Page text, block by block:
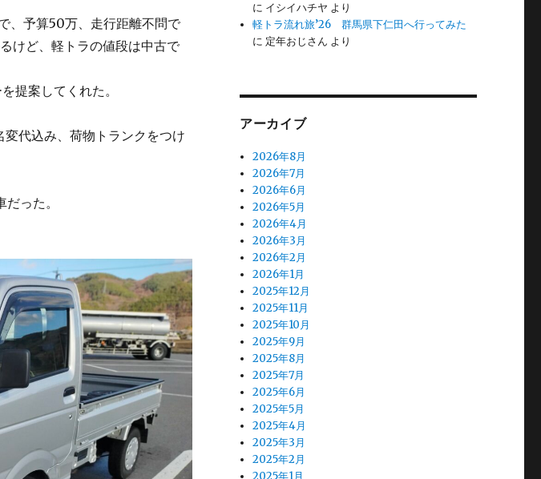
、予算50万、走行距離不問で
けど、軽トラの値段は中古で
提案してくれた。
代込み、荷物トランクをつけ
った。
に イシイハチヤ より
軽トラ流れ旅’26 群馬県下仁田へ行ってみた
に 定年おじさん より
アーカイブ
2026年8月
2026年7月
2026年6月
2026年5月
2026年4月
2026年3月
2026年2月
2026年1月
2025年12月
2025年11月
2025年10月
2025年9月
2025年8月
2025年7月
2025年6月
2025年5月
2025年4月
2025年3月
2025年2月